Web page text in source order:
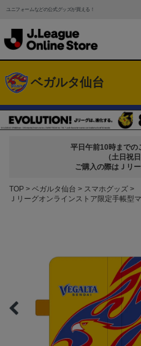
ユニフォームなどの公式グッズが買える！
ベガルタ仙台
平日午前10時までの
（土日祝
ご購入の際はＪリ
TOP ベガルタ仙台
スマホグッズ
Ｊリーグオンラインストア限定手帳型